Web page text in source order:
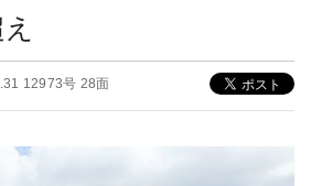
12973号 28面